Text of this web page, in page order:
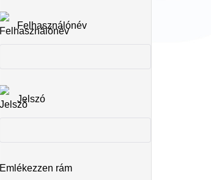
Felhasználónév
Jelszó
Emlékezzen rám